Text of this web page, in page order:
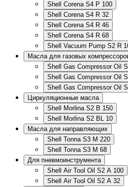
Shell Corena S4 P 100
Shell Corena S4 R 32
Shell Corena S4 R 46
Shell Corena S4 R 68
Shell Vacuum Pump S2 R
Масла для газовых
Shell Gas Compressor Oil
Shell Gas Compressor Oil
Shell Gas Compressor Oil
Циркуляционные масла
Shell Morlina S2 B 150
Shell Morlina S2 BL 10
Масла для направляющих
Shell Tonna S3 M 220
Shell Tonna S3 M 68
Для пневмоинструмента
Shell Air Tool Oil S2 A 100
Shell Air Tool Oil S2 A 32